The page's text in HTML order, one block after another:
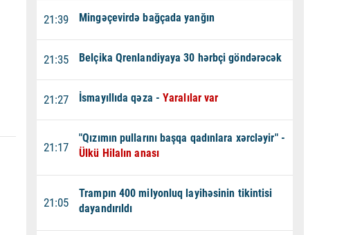
21:39 Mingəçevirdə bağçada yanğın
21:35 Belçika Qrenlandiyaya 30 hərbçi göndərəcək
21:27 İsmayıllıda qəza -Yaralılar var
21:17
"Qızımın pullarını başqa qadınlara xərcləyir" -
Ülkü Hilalın anası
21:05
Trampın 400 milyonluq layihəsinin tikintisi
dayandırıldı